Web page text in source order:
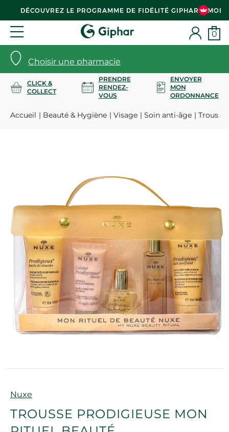
DÉCOUVREZ LE PROGRAMME DE FIDÉLITÉ GIPHAR & MOI
Choisir une pharmacie
0
CLICK &
COLLECT
PRENDRE
RENDEZ-
VOUS
ENVOYER
MON
ORDONNANCE
Accueil Beauté & Hygiène Visage Soin anti-âge
Marque
Nuxe
TROUSSE PRODIGIEUSE MON